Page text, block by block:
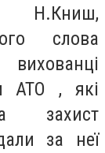
Н.Книш,
слова
АТО , які
захист
за неї